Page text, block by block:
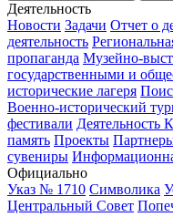
Деятельность
Новости Задачи Отчет о
деятельность
пропаганда Музейно-
государственными и
исторические лагеря
Военно-исторический
фестивали Деятельность
память Проекты
сувениры
Официально
Указ № 1710 Символика
Центральный Совет